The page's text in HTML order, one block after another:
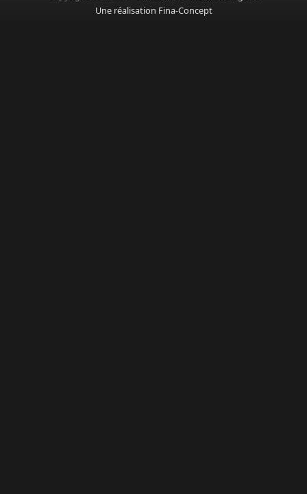
Une réalisation Fina-Concept